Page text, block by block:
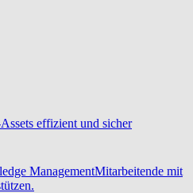
effizient und sicher
ManagementMitarbeitende mit